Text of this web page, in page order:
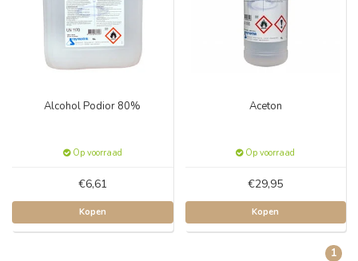
Alcohol Podior 80%
Op voorraad
€6,61
Kopen
Aceton
Op voorraad
€29,95
Kopen
1